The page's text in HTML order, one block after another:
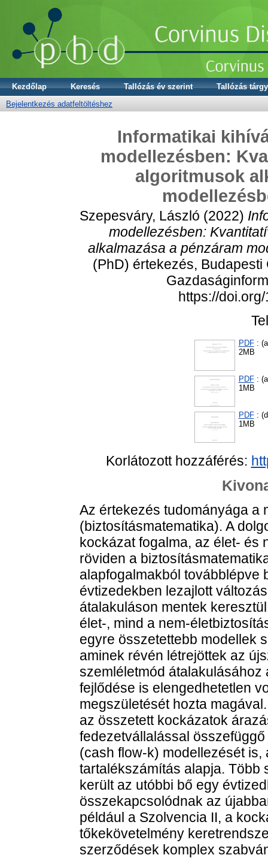
Kezdőlap Keresés Tallózás év szerint
Tallózás
Bejelentkezés adatfeltöltéshez
Informatikai
modellezésben:
algoritmusok
Szepesváry, László (2022)
modellezésben:
alkalmazása a pénzáram
(PhD) értekezés,
https://
PDF:
2MB
PDF:
1MB
PDF:
1MB
Korlátozott hozzáférés:
Az értekezés tudományága a
(biztosításmatematika). A
kockázat fogalma, az élet- és
röviden a
alapfogalmakból továbblépve
évtizedekben lezajlott
átalakuláson mentek
élet-, mind a nem-
egyre összetettebb modellek
aminek révén létrejöttek az
szemléletmód
fejlődése is elengedhetetlen
megszületését hozta
az összetett kockázatok
fedezetvállalással
(cash flow-k) modellezését
tartalékszámítás alapja. Több
került az utóbbi bő egy
összekapcsolódnak az
például a Szolvencia II, a
tőkekövetelmény
szerződések komplex